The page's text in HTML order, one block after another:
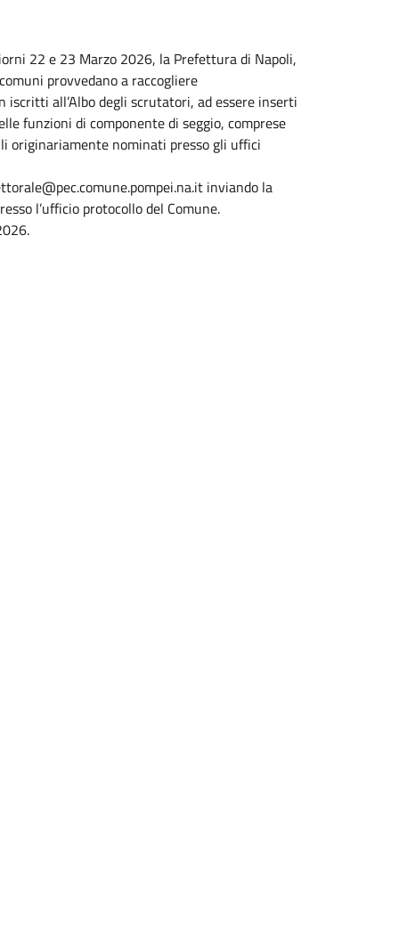
22 e 23 Marzo 2026, la Prefettura di Napoli,
provvedano a raccogliere
all’Albo degli scrutatori, ad essere inserti
funzioni di componente di seggio, comprese
originariamente nominati presso gli uffici
inviando la
l’ufficio protocollo del Comune.